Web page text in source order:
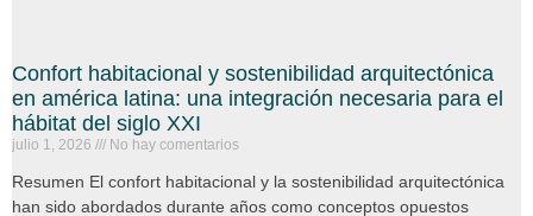
Confort habitacional y sostenibilidad arquitectónica
en américa latina: una integración necesaria para el
hábitat del siglo XXI
julio 1, 2026 No hay comentarios
Resumen El confort habitacional y la sostenibilidad arquitectónica
han sido abordados durante años como conceptos opuestos